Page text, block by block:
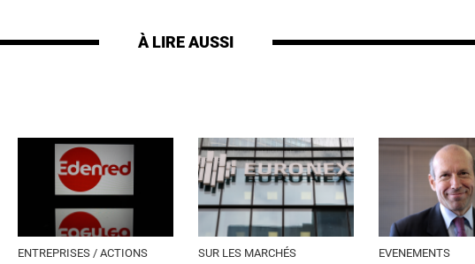
À LIRE AUSSI
ENTREPRISES / ACTIONS SUR LES MARCHÉS EVENEMENTS